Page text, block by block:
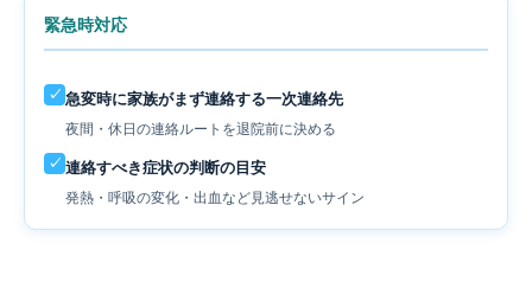
緊急時対応
✓ 急変時に家族がまず連絡する一次連絡先
夜間・休日の連絡ルートを退院前に決める
✓ 連絡すべき症状の判断の目安
発熱・呼吸の変化・出血など見逃せないサイン